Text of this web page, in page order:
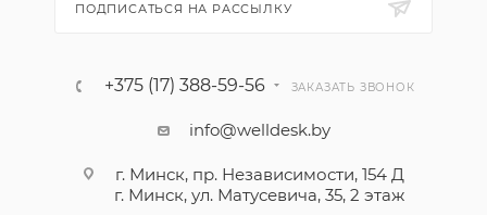
ПОДПИСАТЬСЯ НА РАССЫЛКУ
+375 (17) 388-59-56 ЗАКАЗАТЬ ЗВОНОК
info@welldesk.by
г. Минск, пр. Независимости, 154 Д
г. Минск, ул. Матусевича, 35, 2 этаж